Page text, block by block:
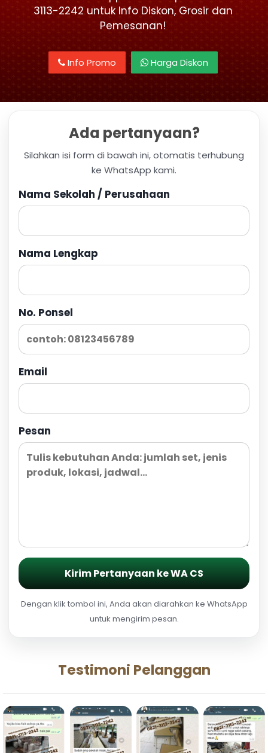
3113-2242 untuk Info Diskon, Grosir dan
Pemesanan!
Info Promo Harga Diskon
Ada pertanyaan?
Silahkan isi form di bawah ini, otomatis terhubung
ke WhatsApp kami.
Nama Sekolah / Perusahaan
Nama Lengkap
No. Ponsel
Email
Pesan
Kirim Pertanyaan ke WA CS
Dengan klik tombol ini, Anda akan diarahkan ke WhatsApp
untuk mengirim pesan.
Testimoni Pelanggan